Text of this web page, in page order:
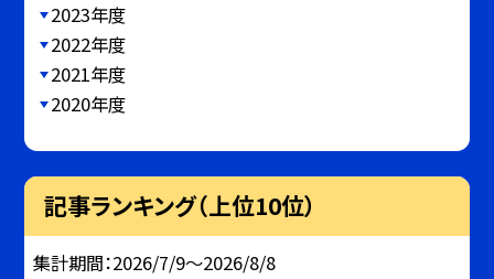
2023年度
2022年度
2021年度
2020年度
記事ランキング（上位10位）
集計期間：2026/7/9～2026/8/8